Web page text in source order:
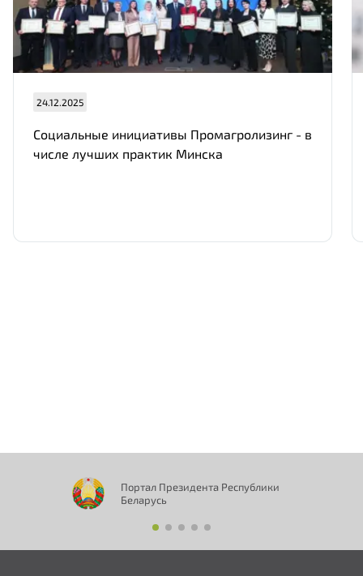
24.12.2025
Социальные инициативы Промагролизинг - в
числе лучших практик Минска
Портал Президента Республики
Беларусь